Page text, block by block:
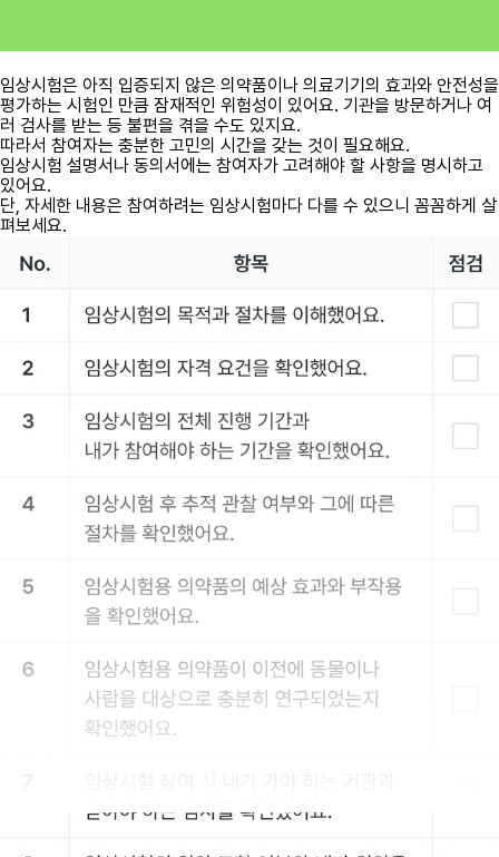
임상시험은 아직 입증되지 않은 의약품이나 의료기기의 효과와 안전성을
평가하는 시험인 만큼 잠재적인 위험성이 있어요. 기관을 방문하거나 여
러 검사를 받는 등 불편을 겪을 수도 있지요.
따라서 참여자는 충분한 고민의 시간을 갖는 것이 필요해요.
임상시험 설명서나 동의서에는 참여자가 고려해야 할 사항을 명시하고
있어요.
단, 자세한 내용은 참여하려는 임상시험마다 다를 수 있으니 꼼꼼하게 살
펴보세요.